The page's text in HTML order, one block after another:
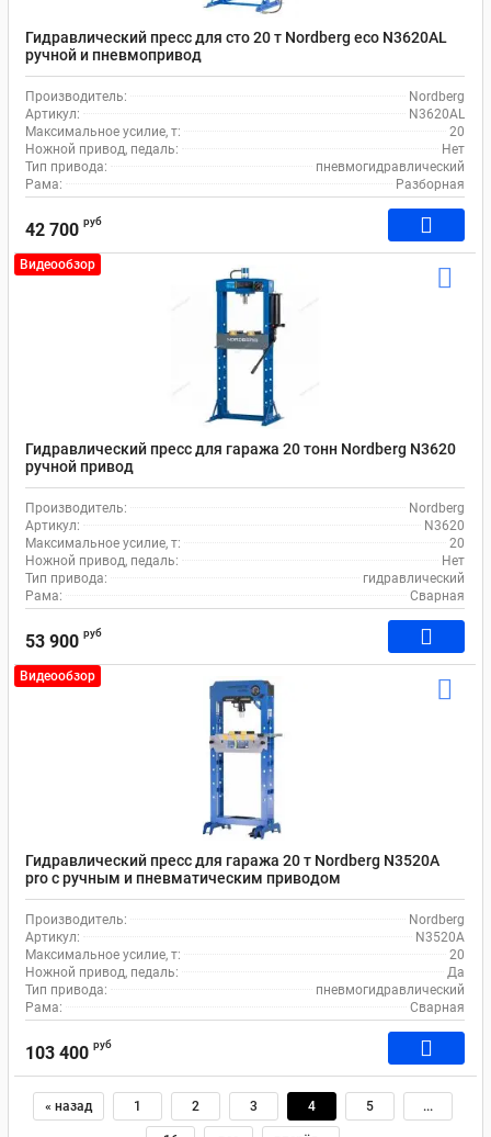
Гидравлический пресс для сто 20 т Nordberg eco N3620AL
ручной и пневмопривод
Производитель:
Nordberg
Артикул:
N3620AL
Максимальное усилие, т:
20
Ножной привод, педаль:
Нет
Тип привода:
пневмогидравлический
Рама:
Разборная
42 700 руб
Видеообзор
Гидравлический пресс для гаража 20 тонн Nordberg N3620
ручной привод
Производитель:
Nordberg
Артикул:
N3620
Максимальное усилие, т:
20
Ножной привод, педаль:
Нет
Тип привода:
гидравлический
Рама:
Сварная
53 900 руб
Видеообзор
Гидравлический пресс для гаража 20 т Nordberg N3520A
pro с ручным и пневматическим приводом
Производитель:
Nordberg
Артикул:
N3520A
Максимальное усилие, т:
20
Ножной привод, педаль:
Да
Тип привода:
пневмогидравлический
Рама:
Сварная
103 400 руб
« назад 1 2 3 4 5 ...